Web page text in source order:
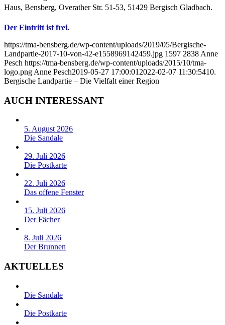
Haus, Bensberg, Overather Str. 51-53, 51429 Bergisch Gladbach.
Der Eintritt ist frei.
https://tma-bensberg.de/wp-content/uploads/2019/05/Bergische-
Landpartie-2017-10-von-42-e1558969142459.jpg 1597 2838 Anne
Pesch https://tma-bensberg.de/wp-content/uploads/2015/10/tma-
logo.png Anne Pesch2019-05-27 17:00:01 2022-02-07 11:30:5410.
Bergische Landpartie – Die Vielfalt einer Region
AUCH INTERESSANT
5. August 2026
Die Sandale
29. Juli 2026
Die Postkarte
22. Juli 2026
Das offene Fenster
15. Juli 2026
Der Fächer
8. Juli 2026
Der Brunnen
AKTUELLES
Die Sandale
Die Postkarte